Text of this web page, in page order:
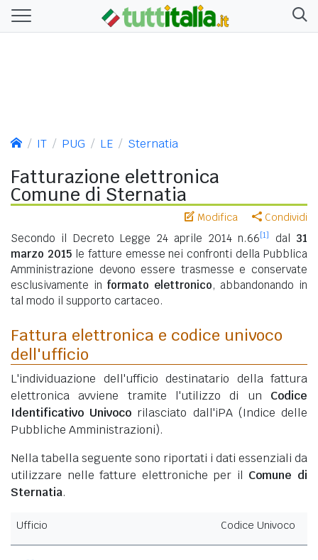
IT PUG LE Sternatia
Fatturazione elettronica
Comune di Sternatia
Modifica Condividi
Secondo il Decreto Legge 24 aprile 2014 n.66[1] dal 31
marzo 2015le fatture emesse nei confronti della Pubblica
Amministrazione devono essere trasmesse e conservate
esclusivamente in formato elettronico, abbandonando in
tal modo il supporto cartaceo.
Fattura elettronica e codice univoco
dell'ufficio
L'individuazione dell'ufficio destinatario della fattura
elettronica avviene tramite l'utilizzo di un Codice
Identificativo Univoco rilasciato dall'iPA (Indice delle
Pubbliche Amministrazioni).
Nella tabella seguente sono riportati i dati essenziali da
utilizzare nelle fatture elettroniche per il Comune di
Sternatia.
Ufficio Codice Univoco